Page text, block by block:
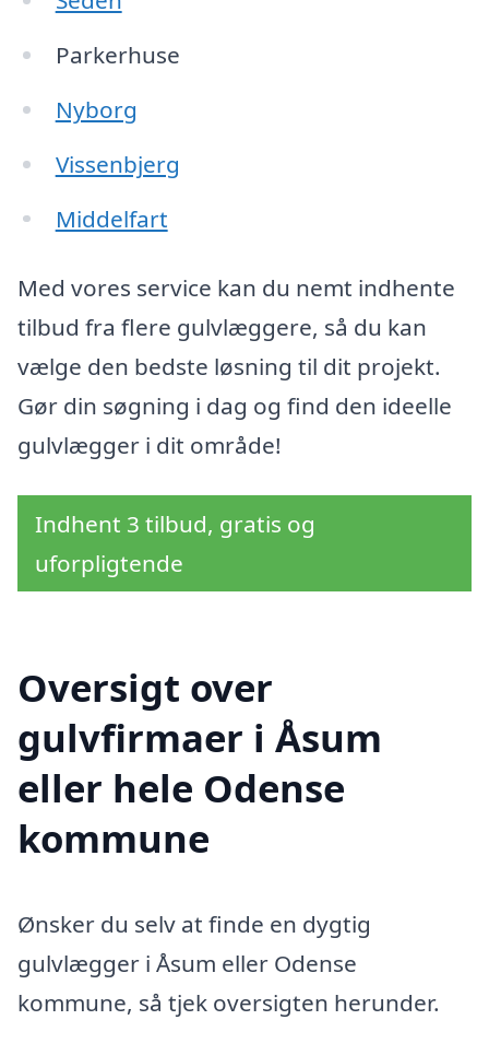
Parkerhuse
Nyborg
Vissenbjerg
Middelfart
Med vores service kan du nemt indhente
tilbud fra flere gulvlæggere, så du kan
vælge den bedste løsning til dit projekt.
Gør din søgning i dag og find den ideelle
gulvlægger i dit område!
Indhent 3 tilbud, gratis og
uforpligtende
Oversigt over
gulvfirmaer i Åsum
eller hele Odense
kommune
Ønsker du selv at finde en dygtig
gulvlægger i Åsum eller Odense
kommune, så tjek oversigten herunder.